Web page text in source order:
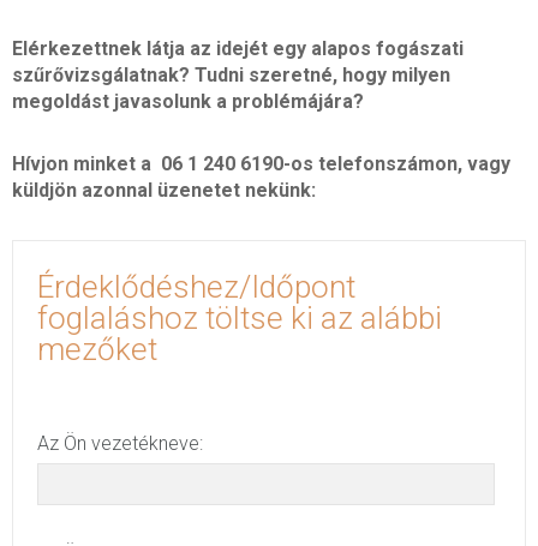
Elérkezettnek látja az idejét egy alapos fogászati
szűrővizsgálatnak? Tudni szeretné, hogy milyen
megoldást javasolunk a problémájára?
Hívjon minket a 06 1 240 6190-os telefonszámon, vagy
küldjön azonnal üzenetet nekünk:
Érdeklődéshez/Időpont
foglaláshoz töltse ki az alábbi
mezőket
Az Ön vezetékneve: